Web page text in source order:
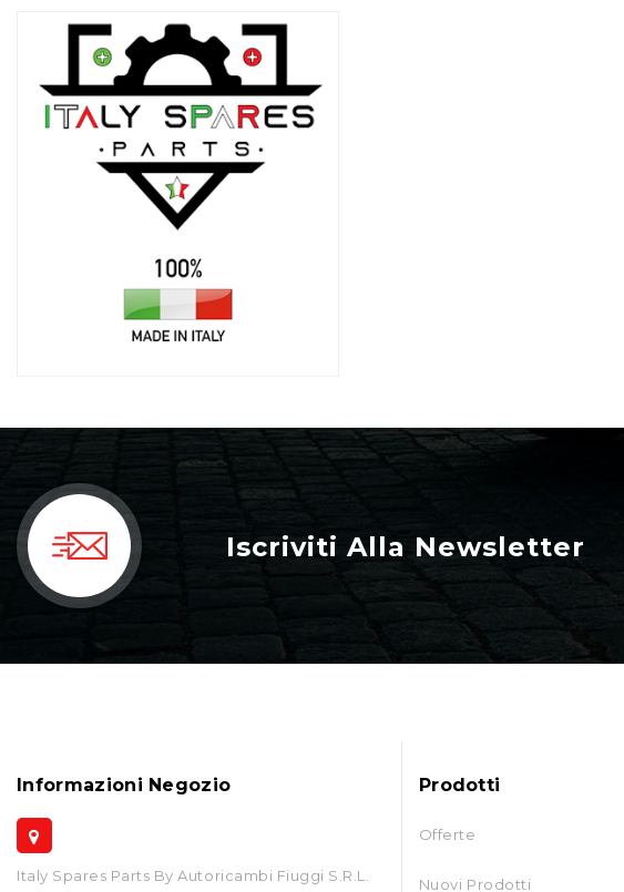
Iscriviti Alla Newsletter
Informazioni Negozio
Italy Spares Parts By Autoricambi Fiuggi S.r.l.
Prodotti
Offerte
Nuovi Prodotti